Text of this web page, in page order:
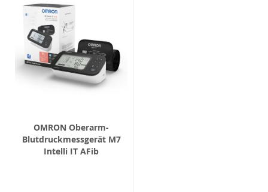
OMRON Oberarm-
Blutdruckmessgerät M7
Intelli IT AFib